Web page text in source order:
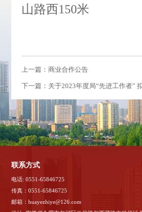
山路西150米
上一篇：商业合作公告
下一篇：关于2023年度局“先进工作者”
联系方式
电话: 0551-65846725
传真：0551-65846725
邮箱：huayezhiye@126.com